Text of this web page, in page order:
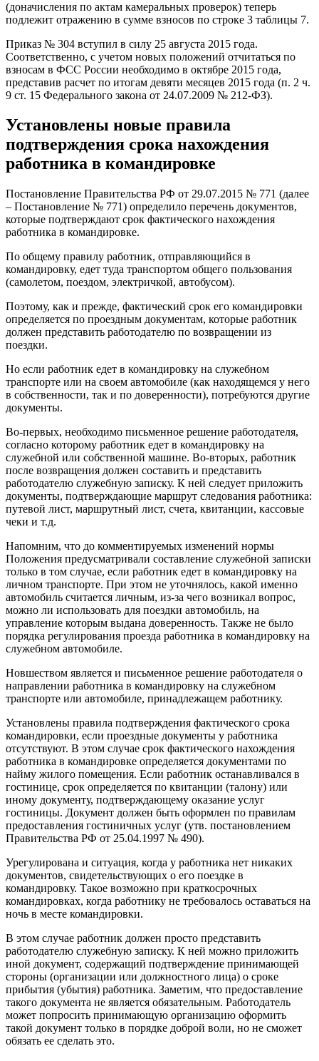
(доначисления по актам камеральных проверок) теперь
подлежит отражению в сумме взносов по строке 3 таблицы 7.
Приказ № 304 вступил в силу 25 августа 2015 года.
Соответственно, с учетом новых положений отчитаться по
взносам в ФСС России необходимо в октябре 2015 года,
представив расчет по итогам девяти месяцев 2015 года (п. 2 ч.
9 ст. 15 Федерального закона от 24.07.2009 № 212-ФЗ).
Установлены новые правила
подтверждения срока нахождения
работника в командировке
Постановление Правительства РФ от 29.07.2015 № 771 (далее
– Постановление № 771) определило перечень документов,
которые подтверждают срок фактического нахождения
работника в командировке.
По общему правилу работник, отправляющийся в
командировку, едет туда транспортом общего пользования
(самолетом, поездом, электричкой, автобусом).
Поэтому, как и прежде, фактический срок его командировки
определяется по проездным документам, которые работник
должен представить работодателю по возвращении из
поездки.
Но если работник едет в командировку на служебном
транспорте или на своем автомобиле (как находящемся у него
в собственности, так и по доверенности), потребуются другие
документы.
Во-первых, необходимо письменное решение работодателя,
согласно которому работник едет в командировку на
служебной или собственной машине. Во-вторых, работник
после возвращения должен составить и представить
работодателю служебную записку. К ней следует приложить
документы, подтверждающие маршрут следования работника:
путевой лист, маршрутный лист, счета, квитанции, кассовые
чеки и т.д.
Напомним, что до комментируемых изменений нормы
Положения предусматривали составление служебной записки
только в том случае, если работник едет в командировку на
личном транспорте. При этом не уточнялось, какой именно
автомобиль считается личным, из-за чего возникал вопрос,
можно ли использовать для поездки автомобиль, на
управление которым выдана доверенность. Также не было
порядка регулирования проезда работника в командировку на
служебном автомобиле.
Новшеством является и письменное решение работодателя о
направлении работника в командировку на служебном
транспорте или автомобиле, принадлежащем работнику.
Установлены правила подтверждения фактического срока
командировки, если проездные документы у работника
отсутствуют. В этом случае срок фактического нахождения
работника в командировке определяется документами по
найму жилого помещения. Если работник останавливался в
гостинице, срок определяется по квитанции (талону) или
иному документу, подтверждающему оказание услуг
гостиницы. Документ должен быть оформлен по правилам
предоставления гостиничных услуг (утв. постановлением
Правительства РФ от 25.04.1997 № 490).
Урегулирована и ситуация, когда у работника нет никаких
документов, свидетельствующих о его поездке в
командировку. Такое возможно при краткосрочных
командировках, когда работнику не требовалось оставаться на
ночь в месте командировки.
В этом случае работник должен просто представить
работодателю служебную записку. К ней можно приложить
иной документ, содержащий подтверждение принимающей
стороны (организации или должностного лица) о сроке
прибытия (убытия) работника. Заметим, что предоставление
такого документа не является обязательным. Работодатель
может попросить принимающую организацию оформить
такой документ только в порядке доброй воли, но не сможет
обязать ее сделать это.